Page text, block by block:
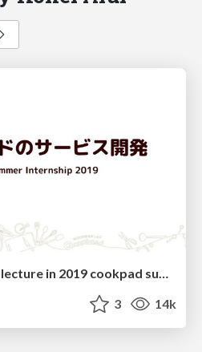
Service development lecture in 2019 cookpad summer internship
3 14k